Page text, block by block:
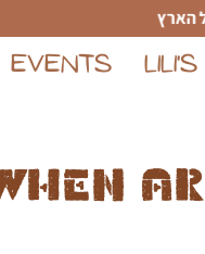
EVENTS